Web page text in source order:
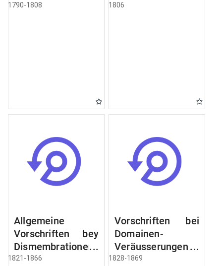
Grundstücke, den
1790-1808
Grundstücke und
1806
Allgemeine
Vorschriften bey
Dismembrationen
Domainen-
1821-1866
Vorschriften bei
Domainen-
Veräusserungen
und
1828-1869